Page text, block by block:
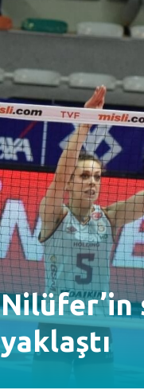
Nilüfer’in
yaklaştı